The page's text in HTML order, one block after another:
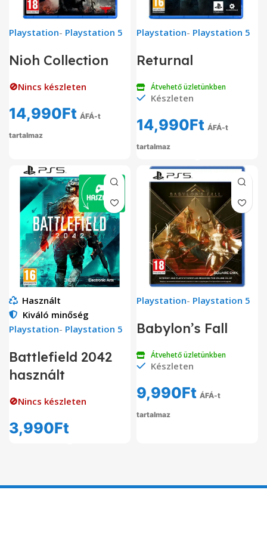
Playstation- Playstation 5
Nioh Collection
🚫Nincs készleten
14,990Ft ÁFÁ-t
tartalmaz
Playstation- Playstation 5
Returnal
Átvehető üzletünkben
Készleten
14,990Ft ÁFÁ-t
tartalmaz
Használt
Kiváló minőség
Playstation- Playstation 5
Battlefield 2042
használt
🚫Nincs készleten
3,990Ft
Playstation- Playstation 5
Babylon’s Fall
Átvehető üzletünkben
Készleten
9,990Ft ÁFÁ-t
tartalmaz